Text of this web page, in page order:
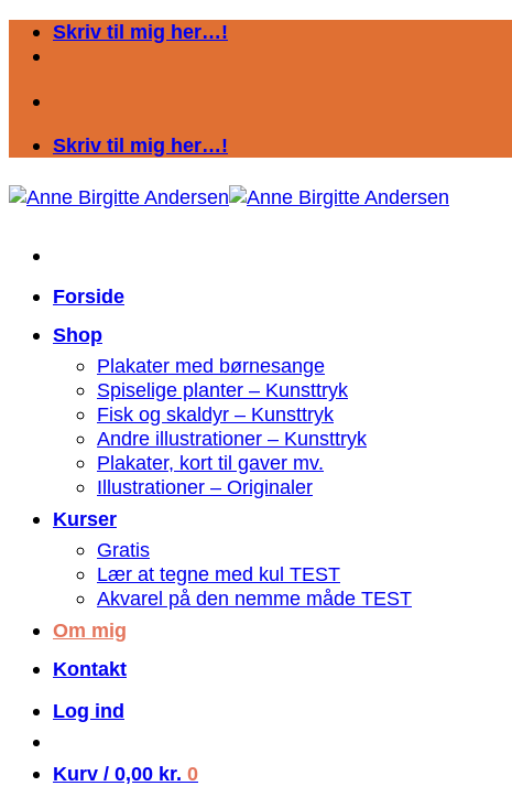
FortsætSkriv til mig her…!
Skriv til mig her…!
Forside
Shop
Plakater med børnesange
Spiselige planter – Kunsttryk
Fisk og skaldyr – Kunsttryk
Andre illustrationer – Kunsttryk
Plakater, kort til gaver mv.
Illustrationer – Originaler
Kurser
Gratis
Lær at tegne med kul TEST
Akvarel på den nemme måde TEST
Om mig
Kontakt
Log ind
Kurv / 0,00 kr. 0